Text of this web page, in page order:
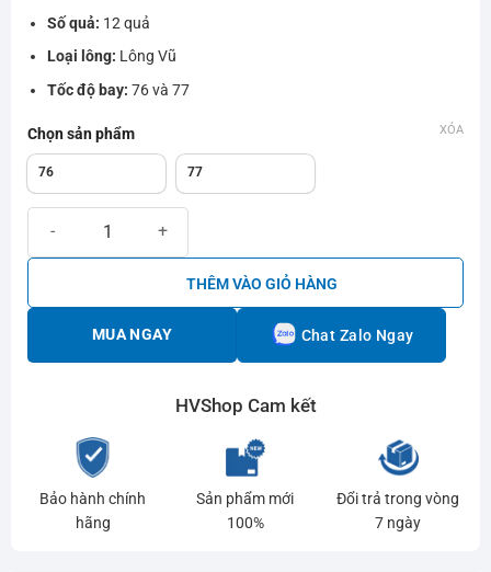
Số quả: 12 quả
Loại lông: Lông Vũ
Tốc độ bay: 76 và 77
Chọn sản phẩm
76 77
XÓA
THÊM VÀO GIỎ HÀNG
MUA NGAY Chat Zalo Ngay
HVShop Cam kết
Bảo hành chính
hãng
Sản phẩm mới
100%
Đổi trả trong vòng
7 ngày